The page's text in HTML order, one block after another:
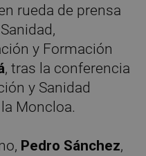
rueda de prensa
y Formación
, tras la conferencia
y Sanidad
Moncloa.
Pedro Sánchez,